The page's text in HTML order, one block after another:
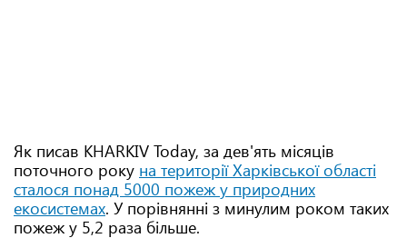
Як писав KHARKIV Today, за дев'ять місяців
поточного року на території Харківської області
сталося понад 5000 пожеж у природних
екосистемах. У порівнянні з минулим роком таких
пожеж у 5,2 раза більше.